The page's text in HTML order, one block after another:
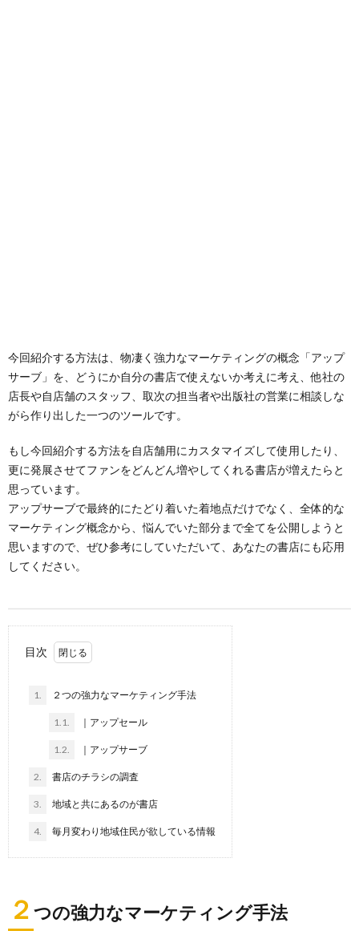
今回紹介する方法は、物凄く強力なマーケティングの概念「アップ
サーブ」を、どうにか自分の書店で使えないか考えに考え、他社の
店長や自店舗のスタッフ、取次の担当者や出版社の営業に相談しな
がら作り出した一つのツールです。
もし今回紹介する方法を自店舗用にカスタマイズして使用したり、
更に発展させてファンをどんどん増やしてくれる書店が増えたらと
思っています。
アップサーブで最終的にたどり着いた着地点だけでなく、全体的な
マーケティング概念から、悩んでいた部分まで全てを公開しようと
思いますので、ぜひ参考にしていただいて、あなたの書店にも応用
してください。
目次
1. ２つの強力なマーケティング手法
1.1. ｜アップセール
1.2. ｜アップサーブ
2. 書店のチラシの調査
3. 地域と共にあるのが書店
4. 毎月変わり地域住民が欲している情報
２ つの強力なマーケティング手法